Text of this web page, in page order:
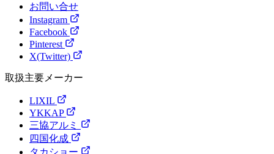
お問い合せ
Instagram
Facebook
Pinterest
X(Twitter)
取扱主要メーカー
LIXIL
YKKAP
三協アルミ
四国化成
タカショー